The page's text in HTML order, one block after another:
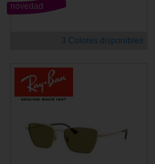
novedad
3 Colores disponibles